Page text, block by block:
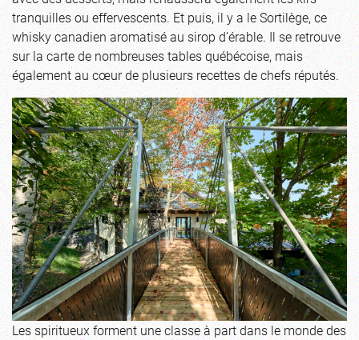
tranquilles ou effervescents. Et puis, il y a le Sortilège, ce
whisky canadien aromatisé au sirop d’érable. Il se retrouve
sur la carte de nombreuses tables québécoise, mais
également au cœur de plusieurs recettes de chefs réputés.
Les spiritueux forment une classe à part dans le monde des